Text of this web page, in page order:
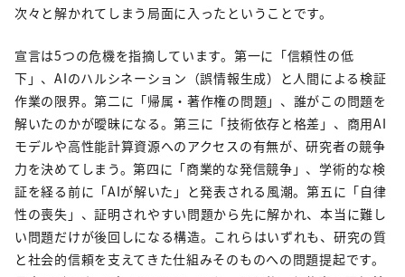
次々と解かれてしまう局面に入ったということです。
宣言は5つの危機を指摘しています。第一に「信頼性の低
下」、AIのハルシネーション（誤情報生成）と人間による検証
作業の限界。第二に「帰属・著作権の問題」、誰がこの問題を
解いたのかが曖昧になる。第三に「技術依存と格差」、商用AI
モデルや高性能計算資源へのアクセスの有無が、研究者の競争
力を決めてしまう。第四に「商業的な発信競争」、学術的な検
証を経る前に「AIが解いた」と発表される風潮。第五に「自律
性の喪失」、証明されやすい問題から先に解かれ、本当に難し
い問題だけが後回しになる構造。これらはいずれも、研究の質
と社会的信頼を支えてきた仕組みそのものへの問題提起です。